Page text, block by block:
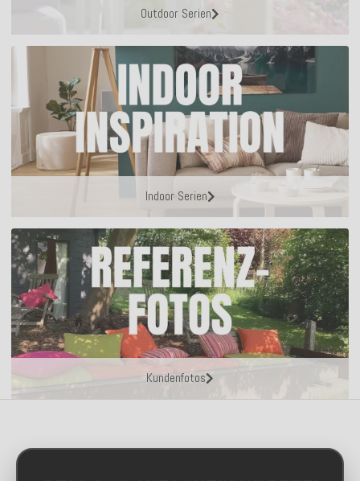
Outdoor Serien
Indoor Serien
Kundenfotos